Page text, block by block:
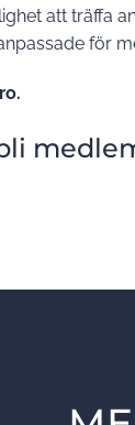
att träffa
för